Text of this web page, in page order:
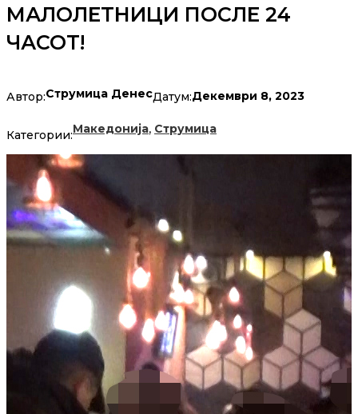
МАЛОЛЕТНИЦИ ПОСЛЕ 24
ЧАСОТ!
Автор:Струмица ДенесДатум:Декември 8, 2023
Категории:Македонија, Струмица